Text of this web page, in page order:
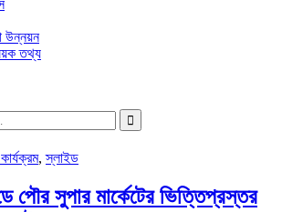
উন্নয়ন
তথ্য
,স্লাইড
পৌর সুপার মার্কেটের ভিত্তিপ্রস্তর